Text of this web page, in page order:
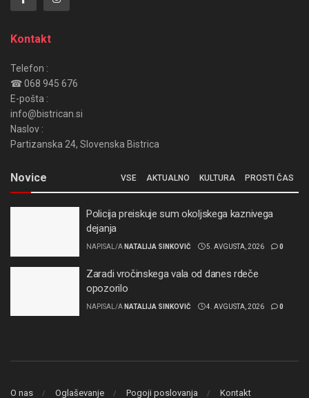
Kontakt
Telefon :
☎ 068 945 676
E-pošta :
info@bistrican.si
Naslov :
Partizanska 24, Slovenska Bistrica
Novice VSE AKTUALNO KULTURA PROSTI ČAS
Policija preiskuje sum okoljskega kaznivega
dejanja
NAPISAL/A NATALIJA SINKOVIČ 5. AVGUSTA, 2026 0
Zaradi vročinskega vala od danes rdeče
opozorilo
NAPISAL/A NATALIJA SINKOVIČ 4. AVGUSTA, 2026 0
O nas Oglaševanje Pogoji poslovanja Kontakt